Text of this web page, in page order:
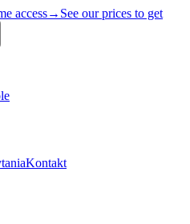
access→ See our prices to get
Kontakt